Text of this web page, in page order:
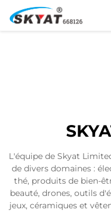
Vidéo Et
L'équipe de Skyat
de divers domaines :
thé, produits de bien-
beauté, drones, outils
jeux, céramiques et